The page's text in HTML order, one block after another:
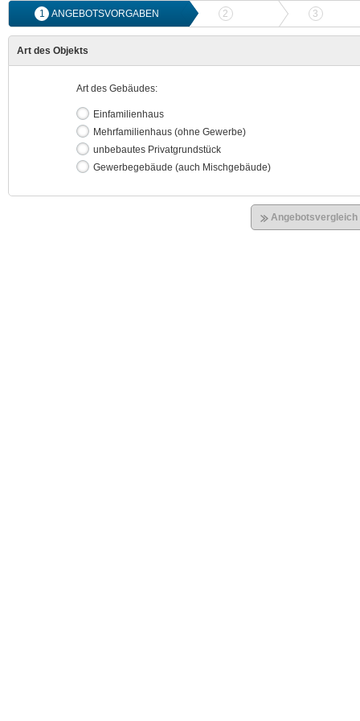
1 ANGEBOTSVORGABEN 2 ANGEBOTSVERGLEICH
3
Art des Objekts
Art des Gebäudes:
Einfamilienhaus
Mehrfamilienhaus (ohne Gewerbe)
unbebautes Privatgrundstück
Gewerbegebäude (auch Mischgebäude)
Angebotsvergleich